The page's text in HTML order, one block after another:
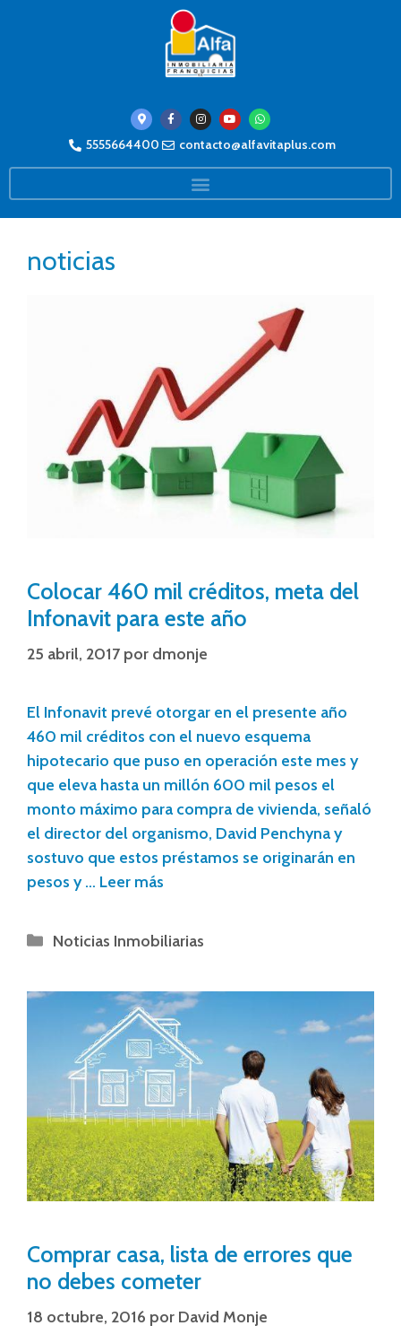
5555664400 contacto@alfavitaplus.com
noticias
Colocar 460 mil créditos, meta del
Infonavit para este año
25 abril, 2017 por dmonje
El Infonavit prevé otorgar en el presente año
460 mil créditos con el nuevo esquema
hipotecario que puso en operación este mes y
que eleva hasta un millón 600 mil pesos el
monto máximo para compra de vivienda, señaló
el director del organismo, David Penchyna y
sostuvo que estos préstamos se originarán en
pesos y … Leer más
Noticias Inmobiliarias
Comprar casa, lista de errores que
no debes cometer
18 octubre, 2016 por David Monje